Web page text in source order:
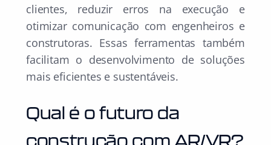
clientes, reduzir erros na execução e
otimizar comunicação com engenheiros e
construtoras. Essas ferramentas também
facilitam o desenvolvimento de soluções
mais eficientes e sustentáveis.
Qual é o futuro da